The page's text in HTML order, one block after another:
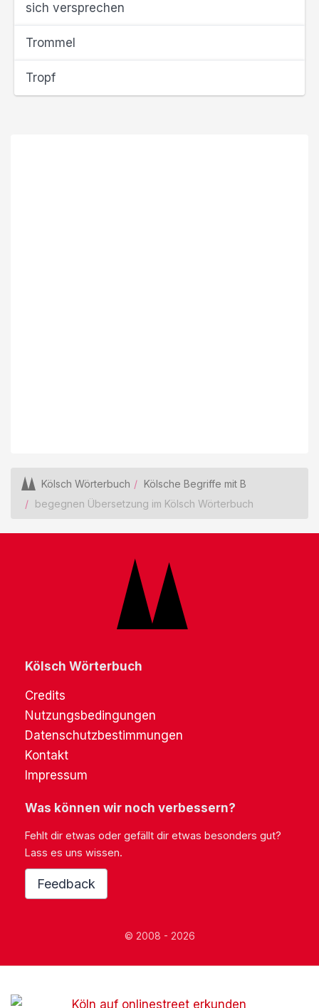
sich versprechen
Trommel
Tropf
Kölsch Wörterbuch
Kölsche Begriffe mit B
begegnen Übersetzung im Kölsch Wörterbuch
Kölsch Wörterbuch
Credits
Nutzungsbedingungen
Datenschutzbestimmungen
Kontakt
Impressum
Was können wir noch verbessern?
Fehlt dir etwas oder gefällt dir etwas besonders gut?
Lass es uns wissen.
Feedback
© 2008 - 2026